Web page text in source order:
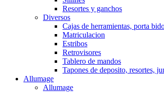
Resortes y ganchos
Diversos
Cajas de herramientas, porta
Matriculacion
Estribos
Retrovisores
Tablero de mandos
Tapones de deposito, resortes,
Allumage
Allumage